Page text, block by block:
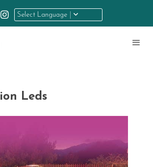
Select Language
Leds